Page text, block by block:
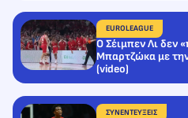
EUROLEAGUE
Ο Σέιμπεν Λι δεν
Μπαρτζώκα με
(video)
ΣΥΝΕΝΤΕΥΞΕΙΣ